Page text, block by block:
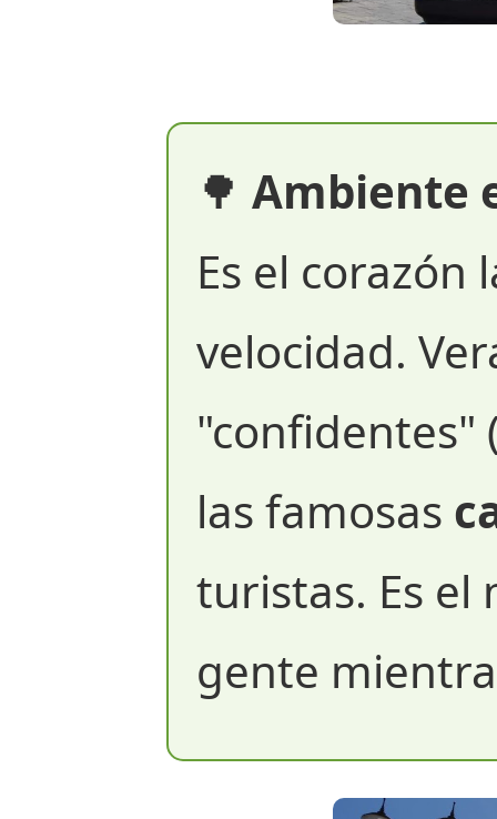
🌳 Ambiente
Es el
velocidad.
"confidentes"
las famosas
turistas. Es el
gente